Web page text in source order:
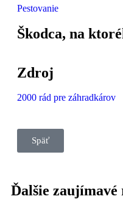
Pestovanie
Škodca, na
Zdroj
2000 rád pre záhradkárov
Späť
Ďalšie zaujímavé